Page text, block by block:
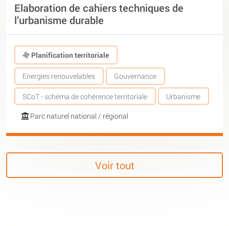
Elaboration de cahiers techniques de
l’urbanisme durable
Planification territoriale
Energies renouvelables Gouvernance
SCoT - schéma de cohérence territoriale Urbanisme
Parc naturel national / régional
Voir tout